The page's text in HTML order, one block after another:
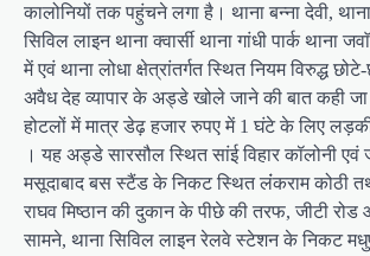
कालोनियों तक पहुंचने लगा है। थाना बन्ना देवी, थाना
सिविल लाइन थाना क्वार्सी थाना गांधी पार्क थाना
में एवं थाना लोधा क्षेत्रांतर्गत स्थित नियम विरुद्ध
अवैध देह व्यापार के अड्डे खोले जाने की बात कही
होटलों में मात्र डेढ़ हजार रुपए में 1 घंटे के लिए
। यह अड्डे सारसौल स्थित सांई विहार कॉलोनी एवं
मसूदाबाद बस स्टैंड के निकट स्थित लंंकराम कोठी
राघव मिष्ठान की दुकान के पीछे की तरफ, जीटी
सामने, थाना सिविल लाइन रेलवे स्टेशन के निकट